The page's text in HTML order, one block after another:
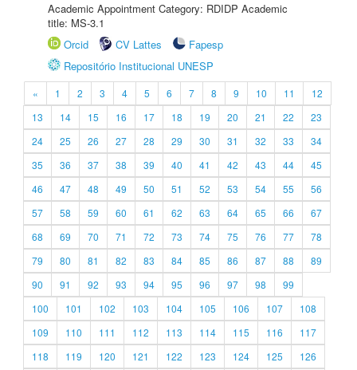
Academic Appointment Category: RDIDP Academic
title: MS-3.1
Orcid
CV Lattes
Fapesp
Repositório Institucional UNESP
« 1 2 3 4 5 6 7 8 9 10 11
12
13
14 15 16 17 18 19 20 21 22
23
24
25 26 27 28 29 30 31 32 33
34
35
36 37 38 39 40 41 42 43 44
45
46
47 48 49 50 51 52 53 54 55
56
57
58 59 60 61 62 63 64 65 66
67
68
69 70 71 72 73 74 75 76 77
78
79
80 81 82 83 84 85 86 87 88
89
90
91 92 93 94 95 96 97 98
99
100
101 102 103 104 105 106 107
108
109
110 111 112 113 114 115 116
117
118
119 120 121 122 123 124 125
126